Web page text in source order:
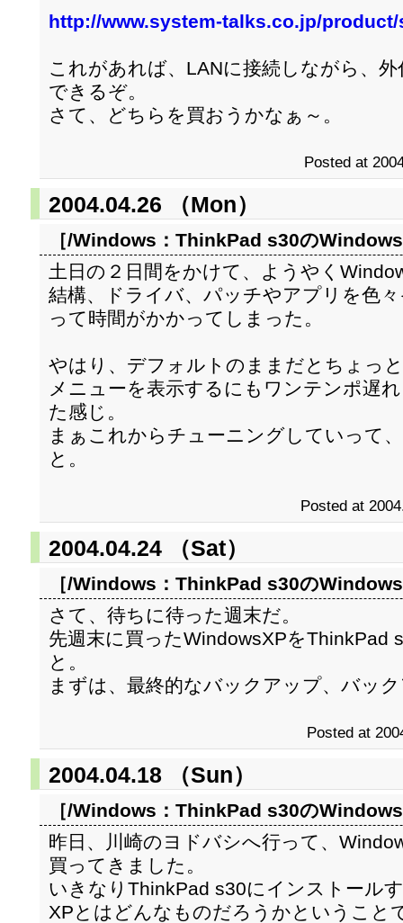
http://www.system-talks.co.jp/
これがあれば、LANに接続しながら、
できるぞ。
さて、どちらを買おうかなぁ～。
Posted at
2004.04.26 （Mon）
［/Windows： ThinkPad s30の
土日の２日間をかけて、ようやく
結構、ドライバ、パッチやアプリを色
って時間がかかってしまった。
やはり、デフォルトのままだとちょっ
メニューを表示するにもワンテンポ遅
た感じ。
まぁこれからチューニングしていって
と。
Posted at
2004.04.24 （Sat）
［/Windows： ThinkPad s30の
さて、待ちに待った週末だ。
先週末に買ったWindowsXPをThinkPad
と。
まずは、最終的なバックアップ、バッ
Posted at
2004.04.18 （Sun）
［/Windows： ThinkPad s30の
昨日、川崎のヨドバシへ行って、
買ってきました。
いきなりThinkPad s30にインストール
XPとはどんなものだろうかということ